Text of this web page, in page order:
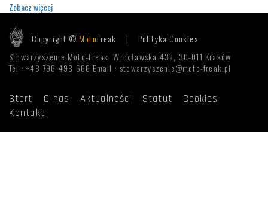
Zobacz więcej
Copyright ©MotoFreak | Polityka Cookies
Stowarzyszenie Moto-Freak, Wrocławska 43a, 30-011 Kraków
Tel : +48 796 498 666 Email : stowarzyszenie@moto-freak.pl
Start O nas Aktualności Statut
Cookies
Kontakt